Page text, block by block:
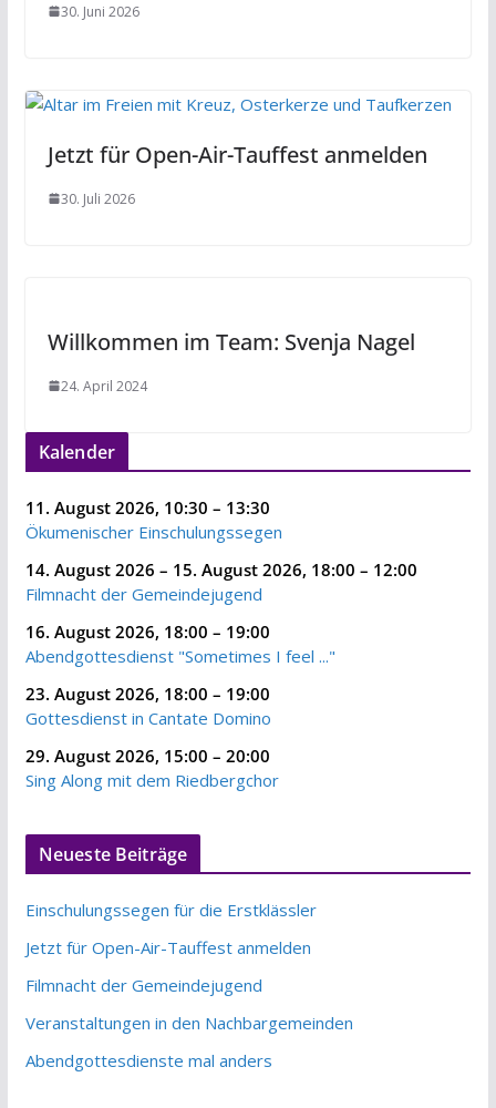
30. Juni 2026
Jetzt für Open-Air-Tauffest anmelden
30. Juli 2026
Willkommen im Team: Svenja Nagel
24. April 2024
Kalender
11. August 2026, 10:30 – 13:30
Ökumenischer Einschulungssegen
14. August 2026 – 15. August 2026, 18:00 – 12:00
Filmnacht der Gemeindejugend
16. August 2026, 18:00 – 19:00
Abendgottesdienst "Sometimes I feel ..."
23. August 2026, 18:00 – 19:00
Gottesdienst in Cantate Domino
29. August 2026, 15:00 – 20:00
Sing Along mit dem Riedbergchor
Neueste Beiträge
Einschulungssegen für die Erstklässler
Jetzt für Open-Air-Tauffest anmelden
Filmnacht der Gemeindejugend
Veranstaltungen in den Nachbargemeinden
Abendgottesdienste mal anders